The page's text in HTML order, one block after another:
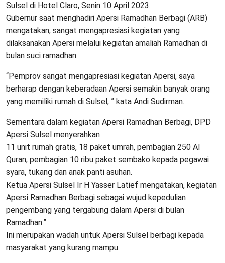
Sulsel di Hotel Claro, Senin 10 April 2023.
Gubernur saat menghadiri Apersi Ramadhan Berbagi (ARB)
mengatakan, sangat mengapresiasi kegiatan yang
dilaksanakan Apersi melalui kegiatan amaliah Ramadhan di
bulan suci ramadhan.
“Pemprov sangat mengapresiasi kegiatan Apersi, saya
berharap dengan keberadaan Apersi semakin banyak orang
yang memiliki rumah di Sulsel, ” kata Andi Sudirman.
Sementara dalam kegiatan Apersi Ramadhan Berbagi, DPD
Apersi Sulsel menyerahkan
11 unit rumah gratis, 18 paket umrah, pembagian 250 Al
Quran, pembagian 10 ribu paket sembako kepada pegawai
syara, tukang dan anak panti asuhan.
Ketua Apersi Sulsel Ir H Yasser Latief mengatakan, kegiatan
Apersi Ramadhan Berbagi sebagai wujud kepedulian
pengembang yang tergabung dalam Apersi di bulan
Ramadhan.”
Ini merupakan wadah untuk Apersi Sulsel berbagi kepada
masyarakat yang kurang mampu.